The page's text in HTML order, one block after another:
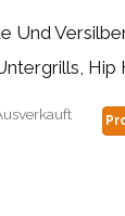
Und
Hip